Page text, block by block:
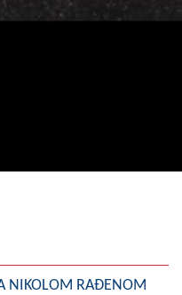
NIKOLOM RAĐENOM